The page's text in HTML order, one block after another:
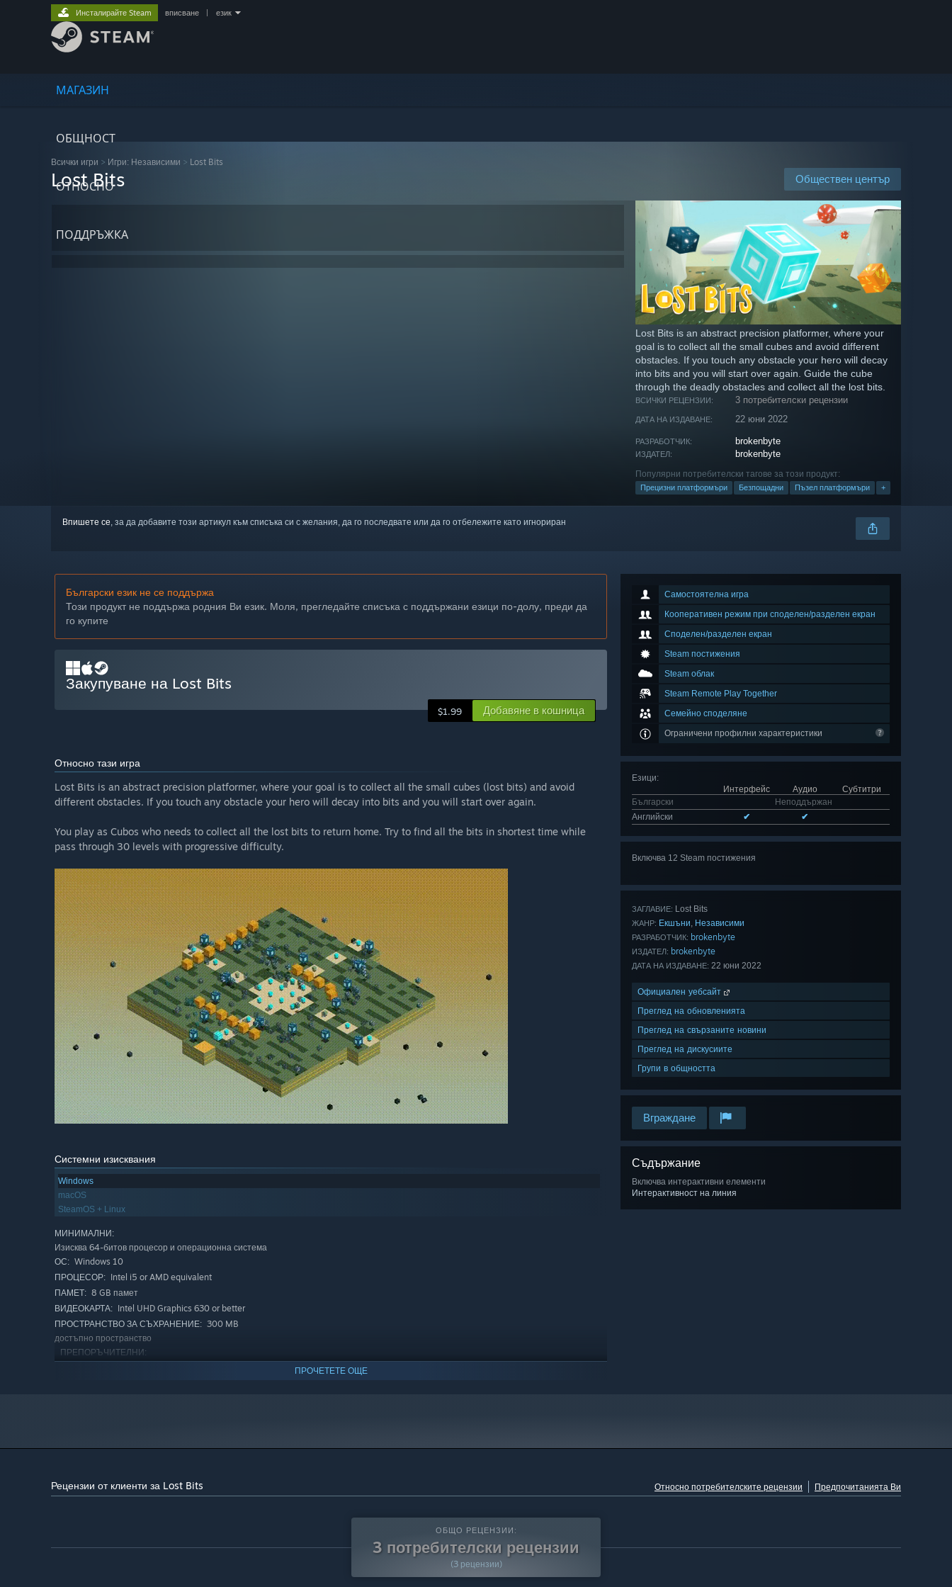
МАГАЗИН
ОБЩНОСТ
ОТНОСНО
ПОДДРЪЖКА
Инсталирайте Steam вписване език
Всички игри > Игри: Независими > Lost Bits
Обществен център
Lost Bits
Lost Bits is an abstract precision platformer, where your
goal is to collect all the small cubes and avoid different
obstacles. If you touch any obstacle your hero will decay
into bits and you will start over again. Guide the cube
through the deadly obstacles and collect all the lost bits.
ВСИЧКИ РЕЦЕНЗИИ: 3 потребителски рецензии
ДАТА НА ИЗДАВАНЕ: 22 юни 2022
РАЗРАБОТЧИК: brokenbyte
ИЗДАТЕЛ: brokenbyte
Популярни потребителски тагове за този продукт:
Прецизни платформъри Безпощадни Пъзел платформъри +
Впишете се, за да добавите този артикул към списъка си с желания, да го последвате или да го отбележите като игнориран
Самостоятелна игра
Кооперативен режим при споделен/разделен екран
Споделен/разделен екран
Steam постижения
Steam облак
Steam Remote Play Together
Семейно споделяне
Ограничени профилни характеристики
Езици:
Интерфейс
Аудио
Субтитри
Български
Неподдържан
Английски
✔ ✔
Включва 12 Steam постижения
ЗАГЛАВИЕ: Lost Bits
ЖАНР: Екшъни, Независими
РАЗРАБОТЧИК: brokenbyte
ИЗДАТЕЛ: brokenbyte
ДАТА НА ИЗДАВАНЕ: 22 юни 2022
Официален уебсайт
Преглед на обновленията
Преглед на свързаните новини
Преглед на дискусиите
Групи в общността
Вграждане
Съдържание
Включва интерактивни елементи
Интерактивност на линия
Български език не се поддържа
Този продукт не поддържа родния Ви език. Моля, прегледайте списъка с поддържани езици по-долу, преди да
го купите
Закупуване на Lost Bits
$1.99 Добавяне в кошница
Относно тази игра
Lost Bits is an abstract precision platformer, where your goal is to collect all the small cubes (lost bits) and avoid
different obstacles. If you touch any obstacle your hero will decay into bits and you will start over again.
You play as Cubos who needs to collect all the lost bits to return home. Try to find all the bits in shortest time while
pass through 30 levels with progressive difficulty.
Системни изисквания
Windows
macOS
SteamOS + Linux
МИНИМАЛНИ:
Изисква 64-битов процесор и операционна система
ОС: Windows 10
ПРОЦЕСОР: Intel i5 or AMD equivalent
ПАМЕТ: 8 GB памет
ВИДЕОКАРТА: Intel UHD Graphics 630 or better
ПРОСТРАНСТВО ЗА СЪХРАНЕНИЕ: 300 MB
достъпно пространство
ПРЕПОРЪЧИТЕЛНИ:
ПРОЧЕТЕТЕ ОЩЕ
Рецензии от клиенти за Lost Bits Относно потребителските рецензии Предпочитанията Ви
ОБЩО РЕЦЕНЗИИ:
3 потребителски рецензии
(3 рецензии)